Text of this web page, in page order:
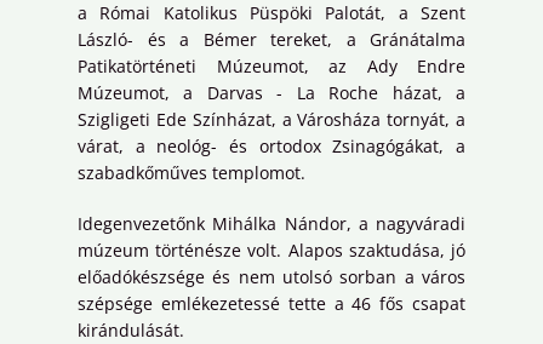
a Római Katolikus Püspöki Palotát, a Szent
László- és a Bémer tereket, a Gránátalma
Patikatörténeti Múzeumot, az Ady Endre
Múzeumot, a Darvas - La Roche házat, a
Szigligeti Ede Színházat, a Városháza tornyát, a
várat, a neológ- és ortodox Zsinagógákat, a
szabadkőműves templomot.
Idegenvezetőnk Mihálka Nándor, a nagyváradi
múzeum történésze volt. Alapos szaktudása, jó
előadókészsége és nem utolsó sorban a város
szépsége emlékezetessé tette a 46 fős csapat
kirándulását.